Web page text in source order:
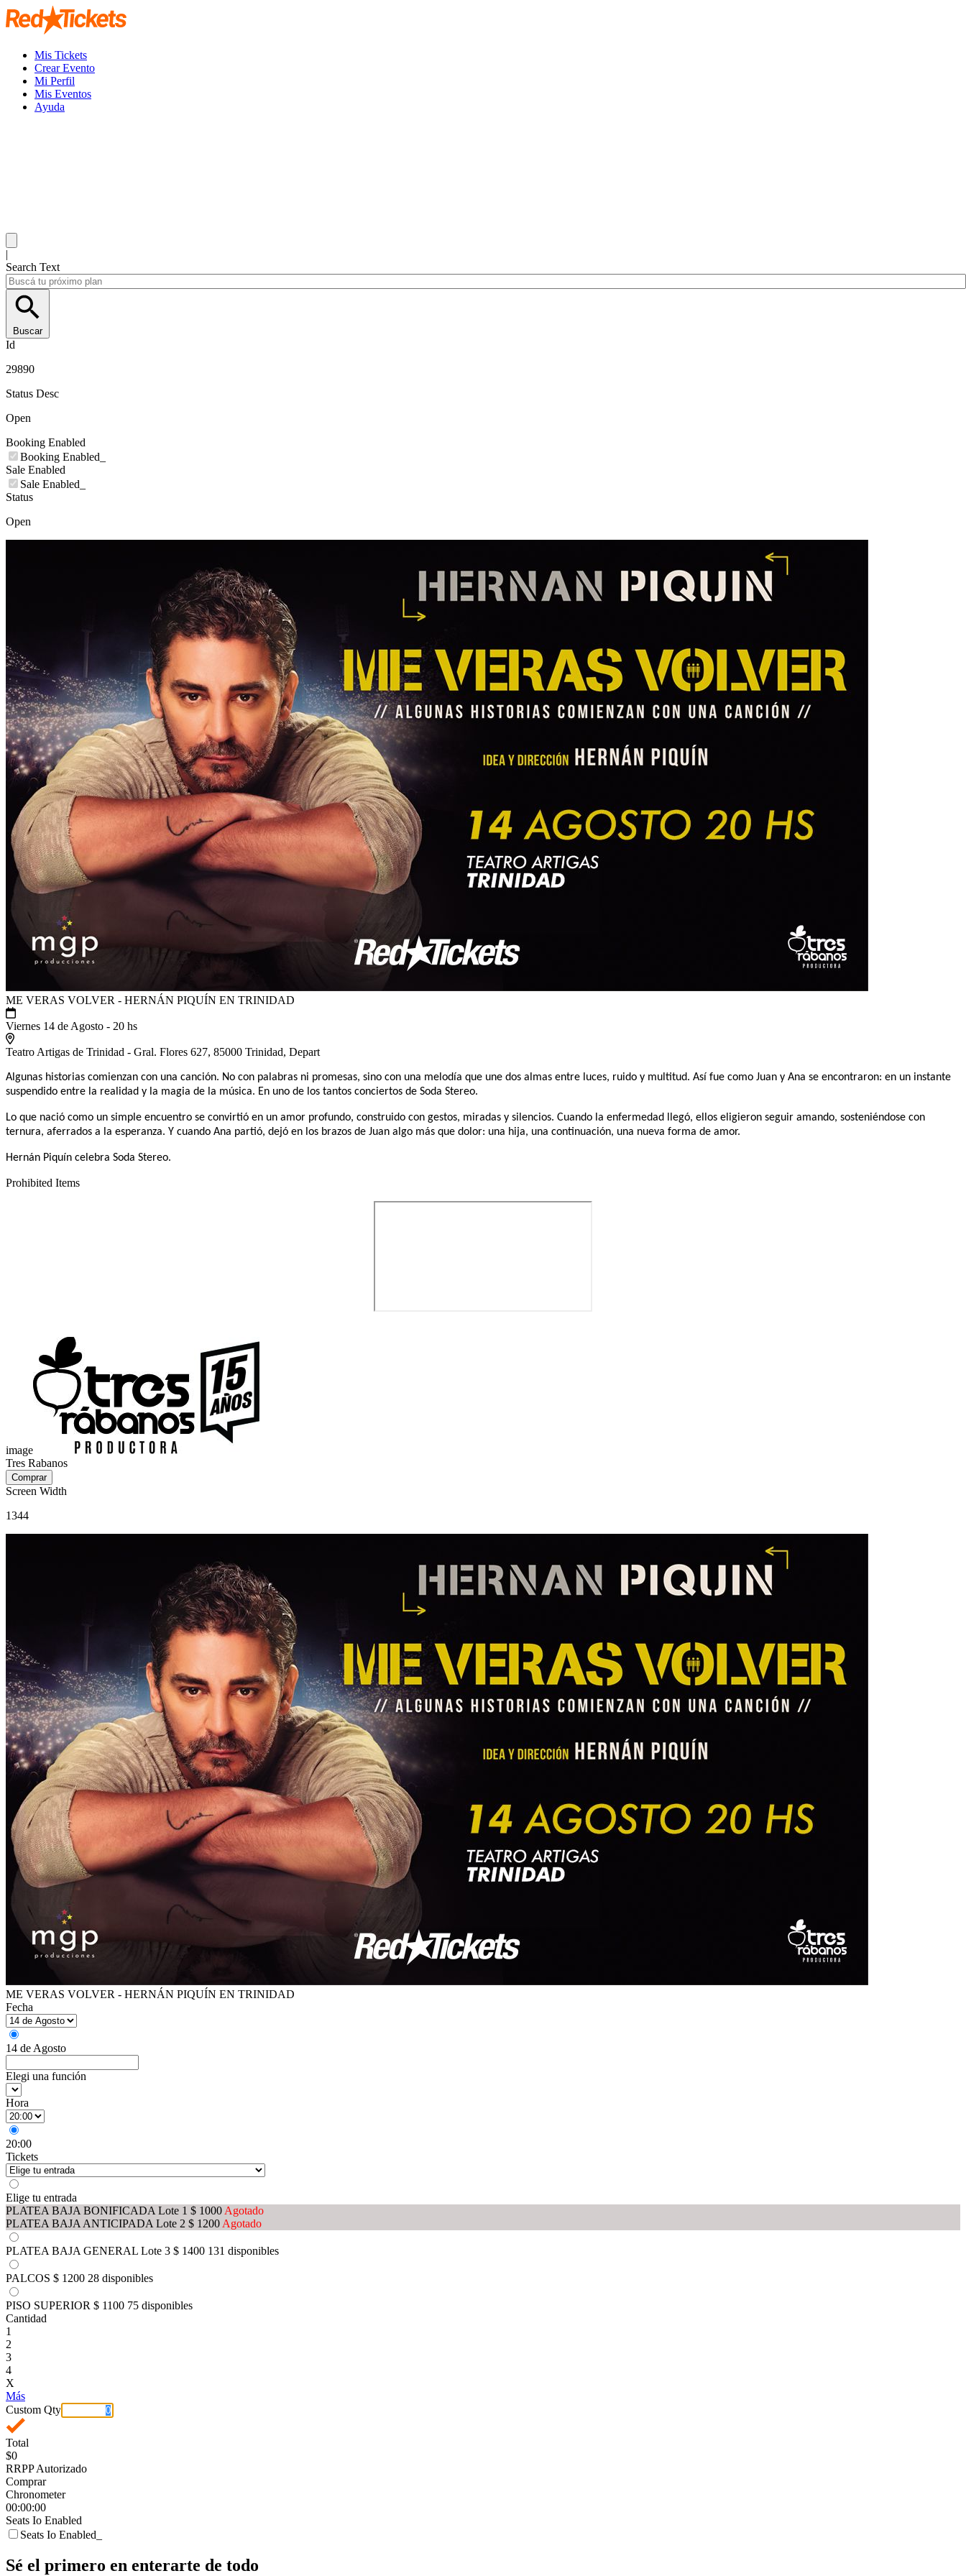
Mis Tickets
Crear Evento
Mi Perfil
Mis Eventos
Ayuda
|
Search Text
Buscar
Id
29890
Status Desc
Open
Booking Enabled
Booking Enabled_
Sale Enabled
Sale Enabled_
Status
Open
ME VERAS VOLVER - HERNÁN PIQUÍN EN TRINIDAD
Viernes 14 de Agosto - 20 hs
Teatro Artigas de Trinidad - Gral. Flores 627, 85000 Trinidad, Depart
Algunas historias comienzan con una canción. No con palabras ni promesas, sino con una melodía que une dos almas entre luces, ruido y multitud. Así fue como Juan y Ana se encontraron: en un instante
suspendido entre la realidad y la magia de la música. En uno de los tantos conciertos de Soda Stereo.
Lo que nació como un simple encuentro se convirtió en un amor profundo, construido con gestos, miradas y silencios. Cuando la enfermedad llegó, ellos eligieron seguir amando, sosteniéndose con
ternura, aferrados a la esperanza. Y cuando Ana partió, dejó en los brazos de Juan algo más que dolor: una hija, una continuación, una nueva forma de amor.
Hernán Piquín celebra Soda Stereo.
Prohibited Items
image
Tres Rabanos
Screen Width
1344
ME VERAS VOLVER - HERNÁN PIQUÍN EN TRINIDAD
Fecha
14 de Agosto
Elegi una función
Hora
20:00
Tickets
Elige tu entrada
PLATEA BAJA BONIFICADA Lote 1 $ 1000 Agotado
PLATEA BAJA ANTICIPADA Lote 2 $ 1200 Agotado
PLATEA BAJA GENERAL Lote 3 $ 1400 131 disponibles
PALCOS $ 1200 28 disponibles
PISO SUPERIOR $ 1100 75 disponibles
Cantidad
1
2
3
4
X
Más
Custom Qty
Total
$0
RRPP Autorizado
Comprar
Chronometer
00:00:00
Seats Io Enabled
Seats Io Enabled_
Sé el primero en enterarte de todo